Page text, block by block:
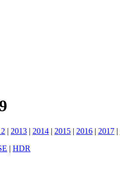
| 2013 | 2014 | 2015 | 2016 | 2017 |
| HDR